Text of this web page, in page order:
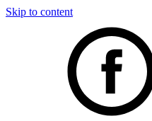
Skip to content